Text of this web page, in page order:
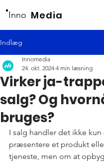
Inno Media
Indlæg
Virker ja-
salg? Og
bruges?
Innomedia
24. okt. 2024 4 min læsning
I salg handler det ikke kun
præsentere et produkt
tjeneste, men om at